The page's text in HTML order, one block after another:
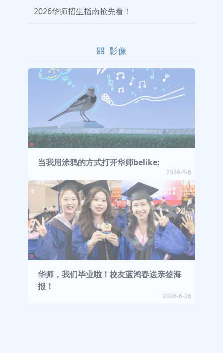
2026华师招生指南抢先看！
影像
当我用涂鸦的方式打开华师belike:
2026-8-6
华师，我们毕业啦！校友蓝鸿春送亲签海
报！
2026-6-26